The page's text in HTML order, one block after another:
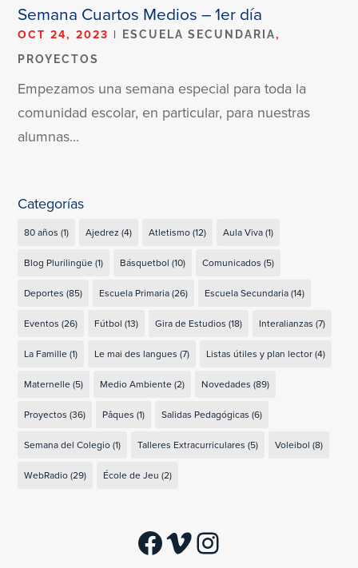
Semana Cuartos Medios – 1er día
OCT 24, 2023 | ESCUELA SECUNDARIA,
PROYECTOS
Empezamos una semana especial para toda la
comunidad escolar, en particular, para nuestras
alumnas...
Categorías
80 años (1) Ajedrez (4) Atletismo(12) Aula Viva(1)
Blog Plurilingüe(1) Básquetbol (10) Comunicados (5)
Deportes (85) Escuela Primaria(26) Escuela Secundaria(14)
Eventos (26) Fútbol (13) Gira de Estudios (18) Interalianzas (7)
La Famille(1) Le mai des langues (7) Listas útiles y plan lector(4)
Maternelle(5) Medio Ambiente(2) Novedades (89)
Proyectos (36) Pâques (1) Salidas Pedagógicas (6)
Semana del Colegio(1) Talleres Extracurriculares (5) Voleibol (8)
WebRadio(29) École de Jeu (2)
Facebook
VimeoInstagram